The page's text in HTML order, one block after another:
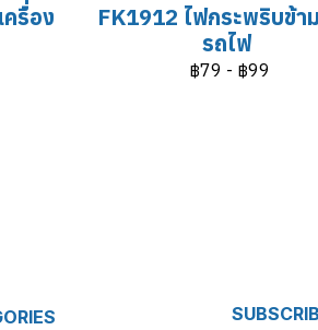
รื่อง
FK1912 ไฟกระพริบข้า
รถไฟ
฿79 - ฿99